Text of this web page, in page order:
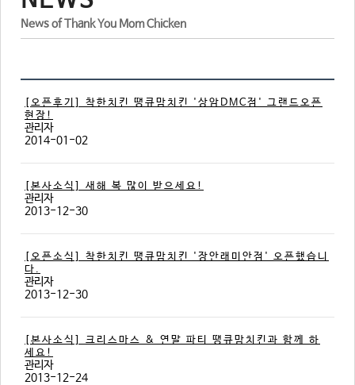
TTEOKBOKKI
SIDE DISHES
BEVERAGES
NEW MENU
DIRECTIONS
News of Thank You Mom Chicken
[오픈후기] 착한치킨 땡큐맘치킨 '상암DMC점' 그랜드오픈
현장!
관리자
2014-01-02
[본사소식] 새해 복 많이 받으세요!
관리자
2013-12-30
[오픈소식] 착한치킨 땡큐맘치킨 '장안래미안점' 오픈했습니
다.
관리자
2013-12-30
[본사소식] 크리스마스 & 연말 파티 땡큐맘치킨과 함께 하
세요!
관리자
2013-12-24